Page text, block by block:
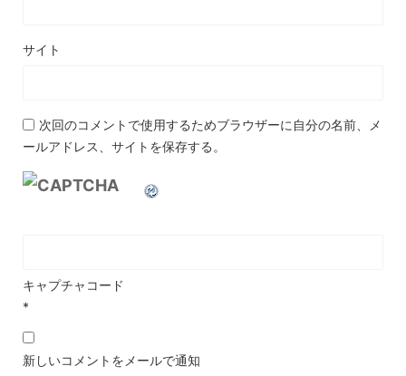
サイト
次回のコメントで使用するためブラウザーに自分の名前、メ
ールアドレス、サイトを保存する。
キャプチャコード
*
新しいコメントをメールで通知